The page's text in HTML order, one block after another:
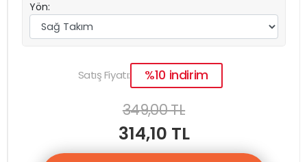
Yön:
Satış Fiyatı: %10 indirim
349,00 TL
314,10 TL